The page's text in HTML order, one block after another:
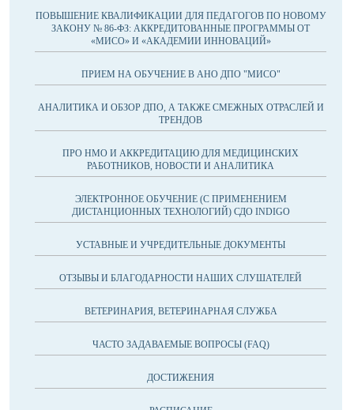
ПОВЫШЕНИЕ КВАЛИФИКАЦИИ ДЛЯ ПЕДАГОГОВ ПО НОВОМУ
ЗАКОНУ № 86-ФЗ: АККРЕДИТОВАННЫЕ ПРОГРАММЫ ОТ
«МИСО» И «АКАДЕМИИ ИННОВАЦИЙ»
ПРИЕМ НА ОБУЧЕНИЕ В АНО ДПО "МИСО"
АНАЛИТИКА И ОБЗОР ДПО, А ТАКЖЕ СМЕЖНЫХ ОТРАСЛЕЙ И
ТРЕНДОВ
ПРО НМО И АККРЕДИТАЦИЮ ДЛЯ МЕДИЦИНСКИХ
РАБОТНИКОВ, НОВОСТИ И АНАЛИТИКА
ЭЛЕКТРОННОЕ ОБУЧЕНИЕ (С ПРИМЕНЕНИЕМ
ДИСТАНЦИОННЫХ ТЕХНОЛОГИЙ) СДО INDIGO
УСТАВНЫЕ И УЧРЕДИТЕЛЬНЫЕ ДОКУМЕНТЫ
ОТЗЫВЫ И БЛАГОДАРНОСТИ НАШИХ СЛУШАТЕЛЕЙ
ВЕТЕРИНАРИЯ, ВЕТЕРИНАРНАЯ СЛУЖБА
ЧАСТО ЗАДАВАЕМЫЕ ВОПРОСЫ (FAQ)
ДОСТИЖЕНИЯ